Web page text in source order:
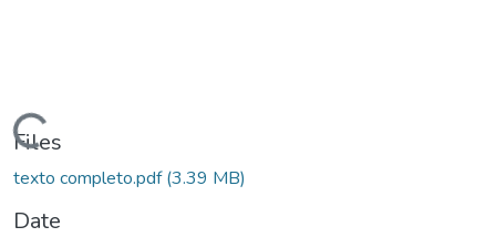
Files
texto completo.pdf(3.39 MB)
Date